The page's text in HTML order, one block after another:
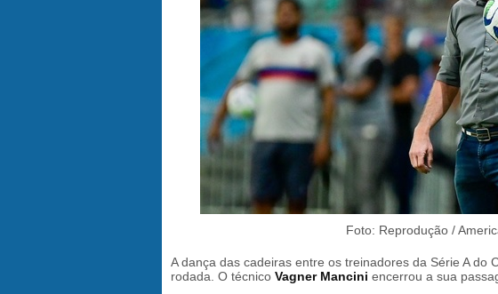
Foto: Reprodução /
A dança das cadeiras entre os treinadores da Série A do
rodada. O técnico Vagner Mancini encerrou a sua